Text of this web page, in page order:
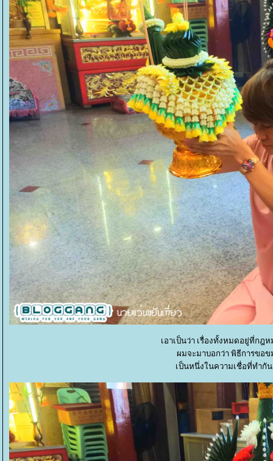
เอาเป็นว่า เรื่องทั้งหมดอยู่ที่กฎ
ผมจะมาบอกว่า พิธีการขอ
เป็นหนึ่งในความเชื่อที่ทำกั